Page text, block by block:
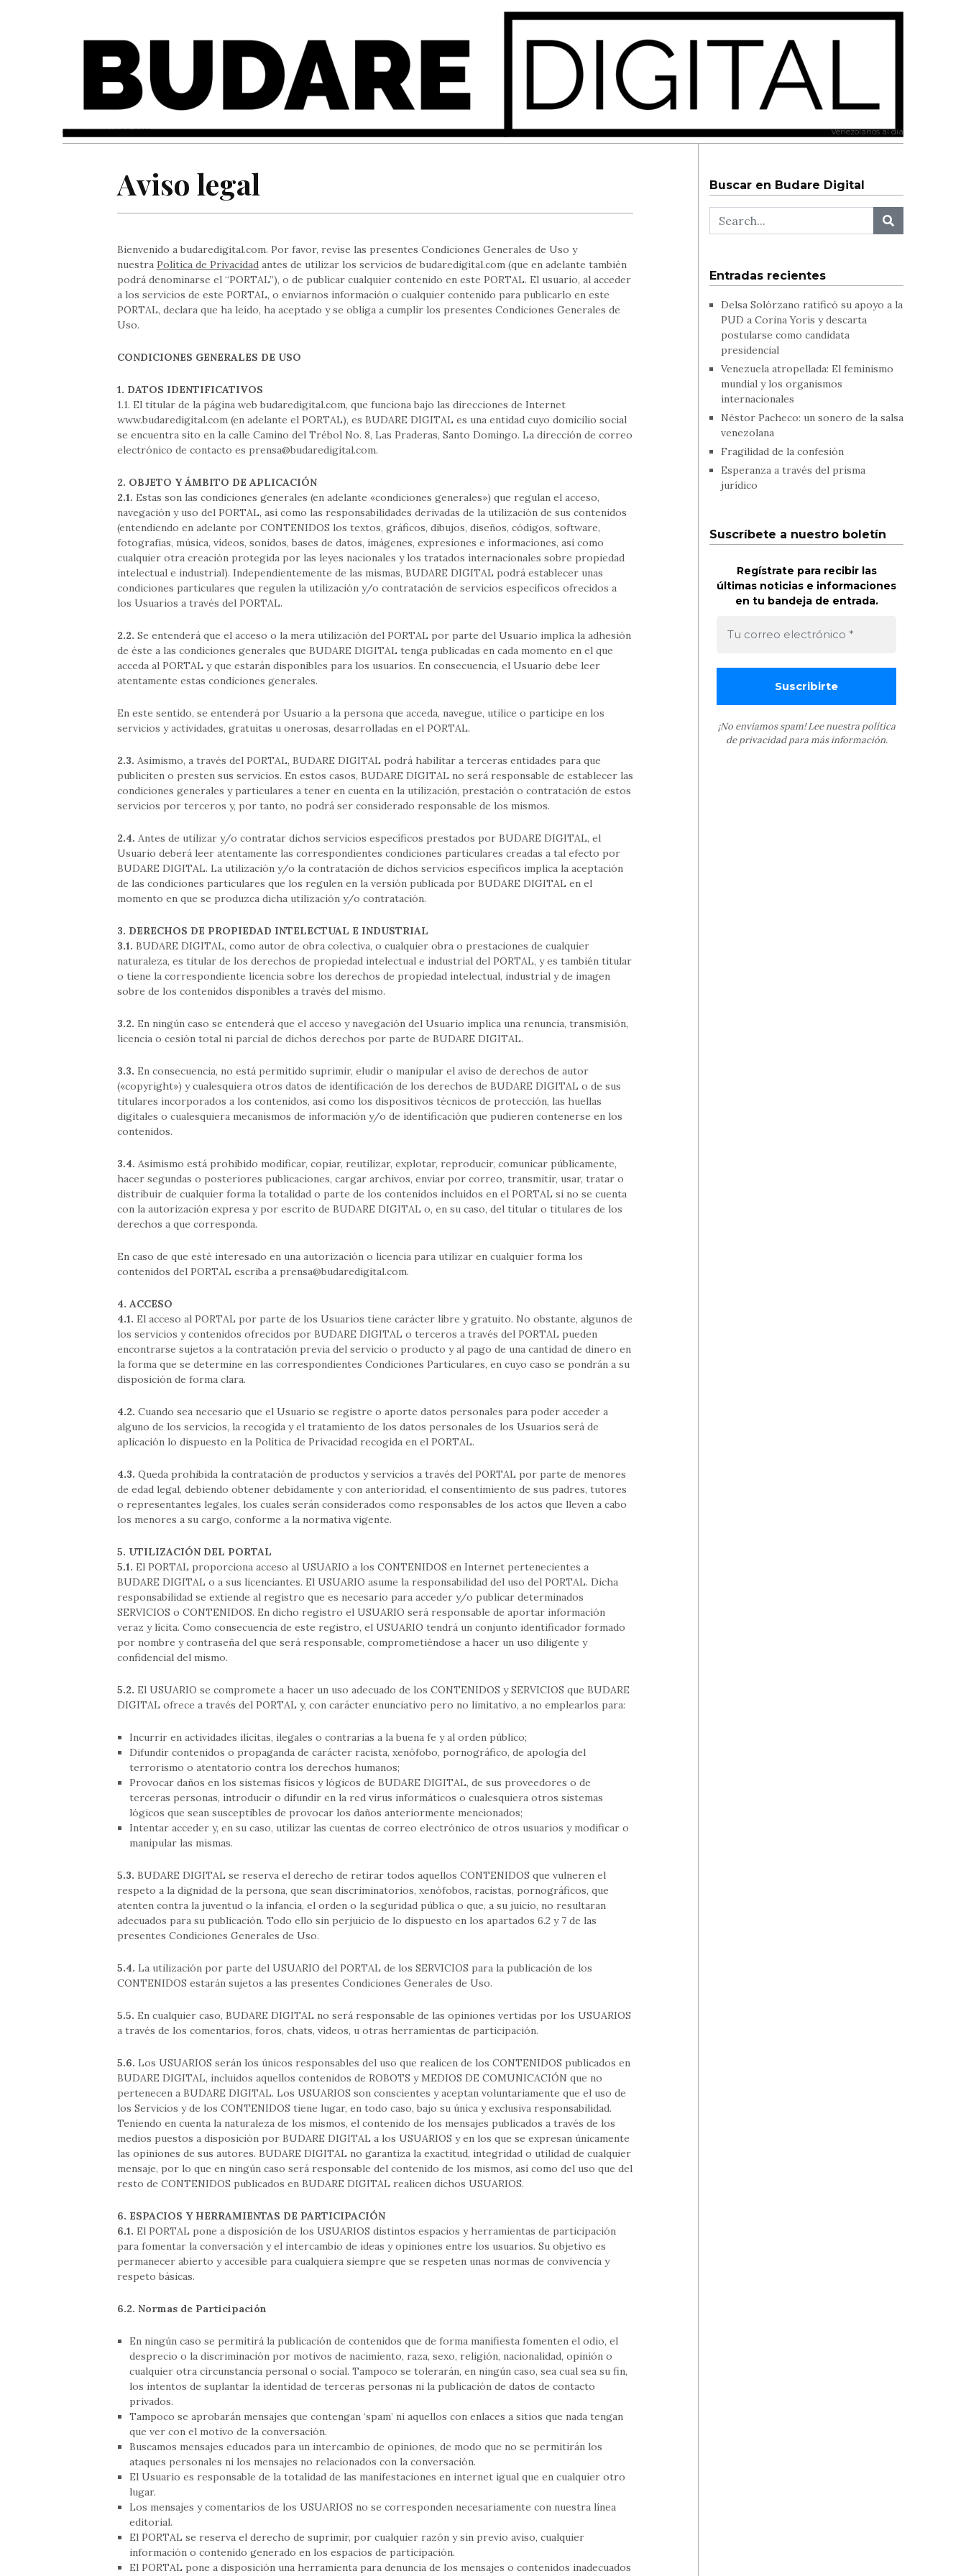
domingo, abril 25, 2021 Venezolanos al día
Aviso legal
Bienvenido a budaredigital.com. Por favor, revise las presentes Condiciones Generales de Uso y
nuestra Política de Privacidad antes de utilizar los servicios de budaredigital.com (que en adelante también
podrá denominarse el “PORTAL”), o de publicar cualquier contenido en este PORTAL. El usuario, al acceder
a los servicios de este PORTAL, o enviarnos información o cualquier contenido para publicarlo en este
PORTAL, declara que ha leído, ha aceptado y se obliga a cumplir los presentes Condiciones Generales de
Uso.
CONDICIONES GENERALES DE USO
1. DATOS IDENTIFICATIVOS
1.1. El titular de la página web budaredigital.com, que funciona bajo las direcciones de Internet
www.budaredigital.com (en adelante el PORTAL), es BUDARE DIGITAL es una entidad cuyo domicilio social
se encuentra sito en la calle Camino del Trébol No. 8, Las Praderas, Santo Domingo. La dirección de correo
electrónico de contacto es prensa@budaredigital.com.
2. OBJETO Y ÁMBITO DE APLICACIÓN
2.1. Estas son las condiciones generales (en adelante «condiciones generales») que regulan el acceso,
navegación y uso del PORTAL, así como las responsabilidades derivadas de la utilización de sus contenidos
(entendiendo en adelante por CONTENIDOS los textos, gráficos, dibujos, diseños, códigos, software,
fotografías, música, vídeos, sonidos, bases de datos, imágenes, expresiones e informaciones, así como
cualquier otra creación protegida por las leyes nacionales y los tratados internacionales sobre propiedad
intelectual e industrial). Independientemente de las mismas, BUDARE DIGITAL podrá establecer unas
condiciones particulares que regulen la utilización y/o contratación de servicios específicos ofrecidos a
los Usuarios a través del PORTAL.
2.2. Se entenderá que el acceso o la mera utilización del PORTAL por parte del Usuario implica la adhesión
de éste a las condiciones generales que BUDARE DIGITAL tenga publicadas en cada momento en el que
acceda al PORTAL y que estarán disponibles para los usuarios. En consecuencia, el Usuario debe leer
atentamente estas condiciones generales.
En este sentido, se entenderá por Usuario a la persona que acceda, navegue, utilice o participe en los
servicios y actividades, gratuitas u onerosas, desarrolladas en el PORTAL.
2.3. Asimismo, a través del PORTAL, BUDARE DIGITAL podrá habilitar a terceras entidades para que
publiciten o presten sus servicios. En estos casos, BUDARE DIGITAL no será responsable de establecer las
condiciones generales y particulares a tener en cuenta en la utilización, prestación o contratación de estos
servicios por terceros y, por tanto, no podrá ser considerado responsable de los mismos.
2.4. Antes de utilizar y/o contratar dichos servicios específicos prestados por BUDARE DIGITAL, el
Usuario deberá leer atentamente las correspondientes condiciones particulares creadas a tal efecto por
BUDARE DIGITAL. La utilización y/o la contratación de dichos servicios específicos implica la aceptación
de las condiciones particulares que los regulen en la versión publicada por BUDARE DIGITAL en el
momento en que se produzca dicha utilización y/o contratación.
3. DERECHOS DE PROPIEDAD INTELECTUAL E INDUSTRIAL
3.1. BUDARE DIGITAL, como autor de obra colectiva, o cualquier obra o prestaciones de cualquier
naturaleza, es titular de los derechos de propiedad intelectual e industrial del PORTAL, y es también titular
o tiene la correspondiente licencia sobre los derechos de propiedad intelectual, industrial y de imagen
sobre de los contenidos disponibles a través del mismo.
3.2. En ningún caso se entenderá que el acceso y navegación del Usuario implica una renuncia, transmisión,
licencia o cesión total ni parcial de dichos derechos por parte de BUDARE DIGITAL.
3.3. En consecuencia, no está permitido suprimir, eludir o manipular el aviso de derechos de autor
(«copyright») y cualesquiera otros datos de identificación de los derechos de BUDARE DIGITAL o de sus
titulares incorporados a los contenidos, así como los dispositivos técnicos de protección, las huellas
digitales o cualesquiera mecanismos de información y/o de identificación que pudieren contenerse en los
contenidos.
3.4. Asimismo está prohibido modificar, copiar, reutilizar, explotar, reproducir, comunicar públicamente,
hacer segundas o posteriores publicaciones, cargar archivos, enviar por correo, transmitir, usar, tratar o
distribuir de cualquier forma la totalidad o parte de los contenidos incluidos en el PORTAL si no se cuenta
con la autorización expresa y por escrito de BUDARE DIGITAL o, en su caso, del titular o titulares de los
derechos a que corresponda.
En caso de que esté interesado en una autorización o licencia para utilizar en cualquier forma los
contenidos del PORTAL escriba a prensa@budaredigital.com.
4. ACCESO
4.1. El acceso al PORTAL por parte de los Usuarios tiene carácter libre y gratuito. No obstante, algunos de
los servicios y contenidos ofrecidos por BUDARE DIGITAL o terceros a través del PORTAL pueden
encontrarse sujetos a la contratación previa del servicio o producto y al pago de una cantidad de dinero en
la forma que se determine en las correspondientes Condiciones Particulares, en cuyo caso se pondrán a su
disposición de forma clara.
4.2. Cuando sea necesario que el Usuario se registre o aporte datos personales para poder acceder a
alguno de los servicios, la recogida y el tratamiento de los datos personales de los Usuarios será de
aplicación lo dispuesto en la Política de Privacidad recogida en el PORTAL.
4.3. Queda prohibida la contratación de productos y servicios a través del PORTAL por parte de menores
de edad legal, debiendo obtener debidamente y con anterioridad, el consentimiento de sus padres, tutores
o representantes legales, los cuales serán considerados como responsables de los actos que lleven a cabo
los menores a su cargo, conforme a la normativa vigente.
5. UTILIZACIÓN DEL PORTAL
5.1. El PORTAL proporciona acceso al USUARIO a los CONTENIDOS en Internet pertenecientes a
BUDARE DIGITAL o a sus licenciantes. El USUARIO asume la responsabilidad del uso del PORTAL. Dicha
responsabilidad se extiende al registro que es necesario para acceder y/o publicar determinados
SERVICIOS o CONTENIDOS. En dicho registro el USUARIO será responsable de aportar información
veraz y lícita. Como consecuencia de este registro, el USUARIO tendrá un conjunto identificador formado
por nombre y contraseña del que será responsable, comprometiéndose a hacer un uso diligente y
confidencial del mismo.
5.2. El USUARIO se compromete a hacer un uso adecuado de los CONTENIDOS y SERVICIOS que BUDARE
DIGITAL ofrece a través del PORTAL y, con carácter enunciativo pero no limitativo, a no emplearlos para:
Incurrir en actividades ilícitas, ilegales o contrarias a la buena fe y al orden público;
Difundir contenidos o propaganda de carácter racista, xenófobo, pornográfico, de apología del
terrorismo o atentatorio contra los derechos humanos;
Provocar daños en los sistemas físicos y lógicos de BUDARE DIGITAL, de sus proveedores o de
terceras personas, introducir o difundir en la red virus informáticos o cualesquiera otros sistemas
lógicos que sean susceptibles de provocar los daños anteriormente mencionados;
Intentar acceder y, en su caso, utilizar las cuentas de correo electrónico de otros usuarios y modificar o
manipular las mismas.
5.3. BUDARE DIGITAL se reserva el derecho de retirar todos aquellos CONTENIDOS que vulneren el
respeto a la dignidad de la persona, que sean discriminatorios, xenófobos, racistas, pornográficos, que
atenten contra la juventud o la infancia, el orden o la seguridad pública o que, a su juicio, no resultaran
adecuados para su publicación. Todo ello sin perjuicio de lo dispuesto en los apartados 6.2 y 7 de las
presentes Condiciones Generales de Uso.
5.4. La utilización por parte del USUARIO del PORTAL de los SERVICIOS para la publicación de los
CONTENIDOS estarán sujetos a las presentes Condiciones Generales de Uso.
5.5. En cualquier caso, BUDARE DIGITAL no será responsable de las opiniones vertidas por los USUARIOS
a través de los comentarios, foros, chats, vídeos, u otras herramientas de participación.
5.6. Los USUARIOS serán los únicos responsables del uso que realicen de los CONTENIDOS publicados en
BUDARE DIGITAL, incluidos aquellos contenidos de ROBOTS y MEDIOS DE COMUNICACIÓN que no
pertenecen a BUDARE DIGITAL. Los USUARIOS son conscientes y aceptan voluntariamente que el uso de
los Servicios y de los CONTENIDOS tiene lugar, en todo caso, bajo su única y exclusiva responsabilidad.
Teniendo en cuenta la naturaleza de los mismos, el contenido de los mensajes publicados a través de los
medios puestos a disposición por BUDARE DIGITAL a los USUARIOS y en los que se expresan únicamente
las opiniones de sus autores. BUDARE DIGITAL no garantiza la exactitud, integridad o utilidad de cualquier
mensaje, por lo que en ningún caso será responsable del contenido de los mismos, así como del uso que del
resto de CONTENIDOS publicados en BUDARE DIGITAL realicen dichos USUARIOS.
6. ESPACIOS Y HERRAMIENTAS DE PARTICIPACIÓN
6.1. El PORTAL pone a disposición de los USUARIOS distintos espacios y herramientas de participación
para fomentar la conversación y el intercambio de ideas y opiniones entre los usuarios. Su objetivo es
permanecer abierto y accesible para cualquiera siempre que se respeten unas normas de convivencia y
respeto básicas.
6.2. Normas de Participación
En ningún caso se permitirá la publicación de contenidos que de forma manifiesta fomenten el odio, el
desprecio o la discriminación por motivos de nacimiento, raza, sexo, religión, nacionalidad, opinión o
cualquier otra circunstancia personal o social. Tampoco se tolerarán, en ningún caso, sea cual sea su fin,
los intentos de suplantar la identidad de terceras personas ni la publicación de datos de contacto
privados.
Tampoco se aprobarán mensajes que contengan ‘spam’ ni aquellos con enlaces a sitios que nada tengan
que ver con el motivo de la conversación.
Buscamos mensajes educados para un intercambio de opiniones, de modo que no se permitirán los
ataques personales ni los mensajes no relacionados con la conversación.
El Usuario es responsable de la totalidad de las manifestaciones en internet igual que en cualquier otro
lugar.
Los mensajes y comentarios de los USUARIOS no se corresponden necesariamente con nuestra línea
editorial.
El PORTAL se reserva el derecho de suprimir, por cualquier razón y sin previo aviso, cualquier
información o contenido generado en los espacios de participación.
El PORTAL pone a disposición una herramienta para denuncia de los mensajes o contenidos inadecuados
Buscar en Budare Digital
Entradas recientes
Delsa Solórzano ratificó su apoyo a la
PUD a Corina Yoris y descarta
postularse como candidata
presidencial
Venezuela atropellada: El feminismo
mundial y los organismos
internacionales
Néstor Pacheco: un sonero de la salsa
venezolana
Fragilidad de la confesión
Esperanza a través del prisma
jurídico
Suscríbete a nuestro boletín
Regístrate para recibir las
últimas noticias e informaciones
en tu bandeja de entrada.
¡No enviamos spam! Lee nuestra política
de privacidadpara más información.